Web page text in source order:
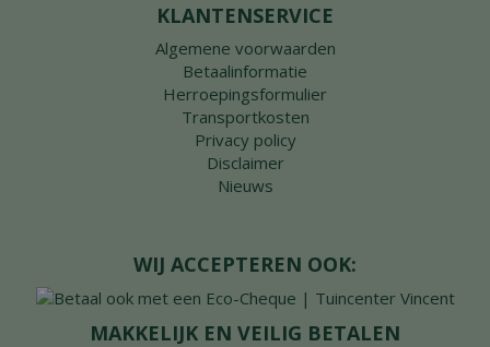
KLANTENSERVICE
Algemene voorwaarden
Betaalinformatie
Herroepingsformulier
Transportkosten
Privacy policy
Disclaimer
Nieuws
WIJ ACCEPTEREN OOK:
MAKKELIJK EN VEILIG BETALEN